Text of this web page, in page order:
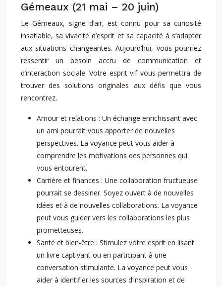
Gémeaux (21 mai – 20 juin)
Le Gémeaux, signe d’air, est connu pour sa curiosité
insatiable, sa vivacité d’esprit et sa capacité à s’adapter
aux situations changeantes. Aujourd’hui, vous pourriez
ressentir un besoin accru de communication et
d’interaction sociale. Votre esprit vif vous permettra de
trouver des solutions originales aux défis que vous
rencontrez.
Amour et relations : Un échange enrichissant avec
un ami pourrait vous apporter de nouvelles
perspectives. La voyance peut vous aider à
comprendre les motivations des personnes qui
vous entourent.
Carrière et finances : Une collaboration fructueuse
pourrait se dessiner. Soyez ouvert à de nouvelles
idées et à de nouvelles collaborations. La voyance
peut vous guider vers les collaborations les plus
prometteuses.
Santé et bien-être : Stimulez votre esprit en lisant
un livre captivant ou en participant à une
conversation stimulante. La voyance peut vous
aider à identifier les sources d’inspiration et de